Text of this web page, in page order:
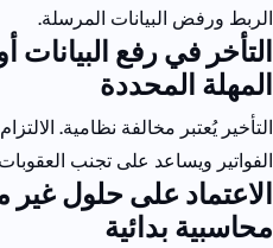
الربط ورفض البيانات المرسلة.
التأخر في رفع
المهلة المحددة
التأخير يُعتبر مخالفة نظامية.
الفواتير ويساعد على تجنب العقوبات
الاعتماد على حلول غير
محاسبية بدائية